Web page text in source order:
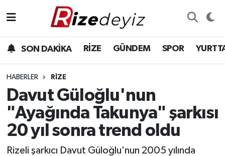
SON DAKİKA RİZE GÜNDEM SPOR
HABERLER RIZE
Davut Güloğlu'nun
"Ayağında Takunya" şarkısı
20 yıl sonra trend oldu
Rizeli şarkıcı Davut Güloğlu'nun 2005 yılında
Gündem
Yurttan Haberler
Ekonomi
Teknoloji
Rize Hava Durumu
Rize Trafik Yoğunluk Haritası
Süper Lig Puan Durumu ve Fikstür
Tüm Manşetler